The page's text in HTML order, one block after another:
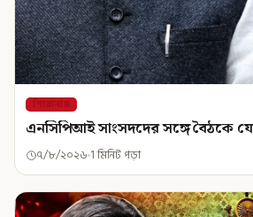
শিরোনাম
এনসিপিআই সাংসদদের সঙ্গে বৈঠকে
৭/৮/২০২৬ 1 মিনিট পড়া